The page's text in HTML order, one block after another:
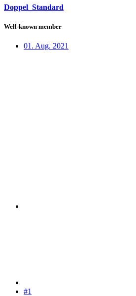
Doppel_Standard
Well-known member
01. Aug. 2021
#1